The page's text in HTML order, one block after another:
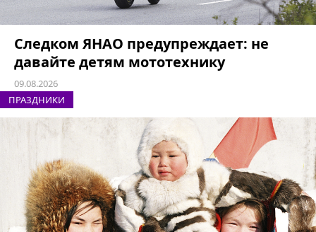
Следком ЯНАО предупреждает: не
давайте детям мототехнику
09.08.2026
ПРАЗДНИКИ